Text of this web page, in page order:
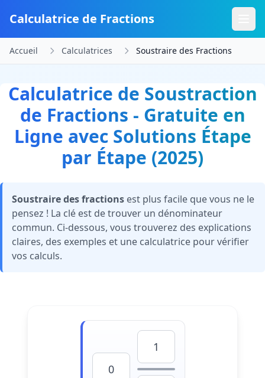
Calculatrice de Fractions
Accueil Calculatrices Soustraire des Fractions
Calculatrice de Soustraction
de Fractions - Gratuite en
Ligne avec Solutions Étape
par Étape (2025)
Soustraire des fractions est plus facile que vous ne le
pensez ! La clé est de trouver un dénominateur
commun. Ci-dessous, vous trouverez des explications
claires, des exemples et une calculatrice pour vérifier
vos calculs.